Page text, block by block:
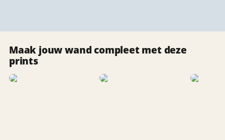
Maak jouw wand compleet met deze
prints